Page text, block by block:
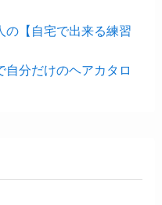
の【自宅で出来る練習
自分だけのヘアカタロ